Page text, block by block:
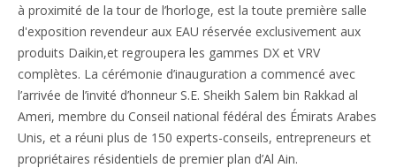
à proximité de la tour de l’horloge, est la toute première salle
d'exposition revendeur aux EAU réservée exclusivement aux
produits Daikin,et regroupera les gammes DX et VRV
complètes. La cérémonie d’inauguration a commencé avec
l’arrivée de l’invité d’honneur S.E. Sheikh Salem bin Rakkad al
Ameri, membre du Conseil national fédéral des Émirats Arabes
Unis, et a réuni plus de 150 experts-conseils, entrepreneurs et
propriétaires résidentiels de premier plan d’Al Ain.